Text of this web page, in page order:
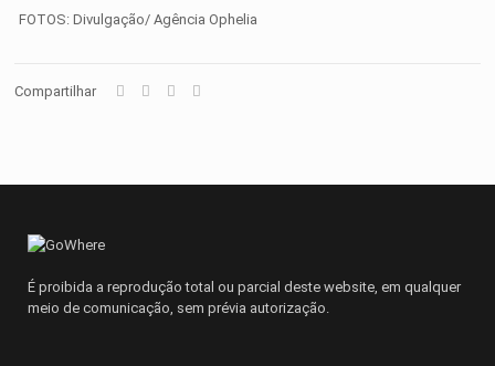
FOTOS: Divulgação/ Agência Ophelia
Compartilhar
É proibida a reprodução total ou parcial deste website, em qualquer
meio de comunicação, sem prévia autorização.